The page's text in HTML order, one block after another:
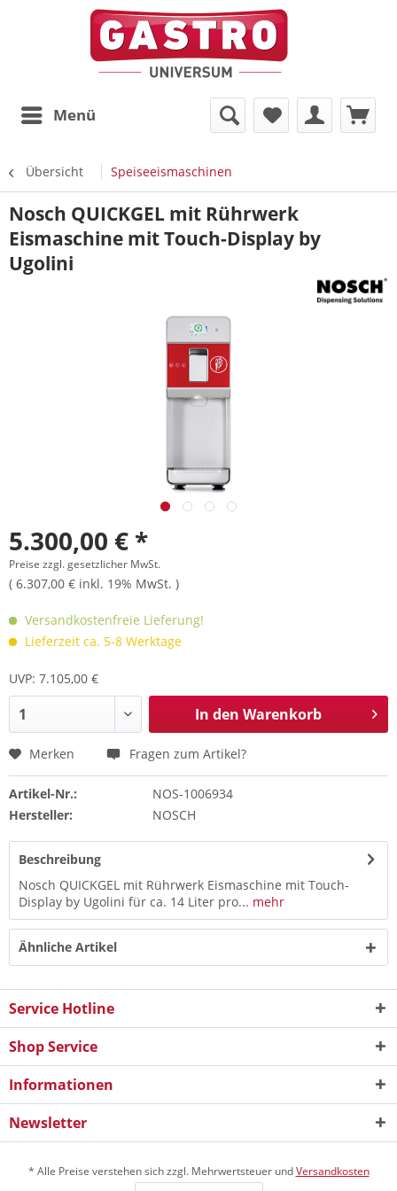
Menü
Übersicht Speiseeismaschinen
Nosch QUICKGEL mit Rührwerk
Eismaschine mit Touch-Display by
Ugolini
5.300,00 € *
Preise zzgl. gesetzlicher MwSt.
( 6.307,00 € inkl. 19% MwSt. )
Versandkostenfreie Lieferung!
Lieferzeit ca. 5-8 Werktage
UVP: 7.105,00 €
In den Warenkorb
Merken Fragen zum Artikel?
Artikel-Nr.:
NOS-1006934
Hersteller:
NOSCH
Beschreibung
Nosch QUICKGEL mit Rührwerk Eismaschine mit Touch-
Display by Ugolini für ca. 14 Liter pro... mehr
Ähnliche Artikel
Service Hotline
Shop Service
Informationen
Newsletter
* Alle Preise verstehen sich zzgl. Mehrwertsteuer undVersandkosten